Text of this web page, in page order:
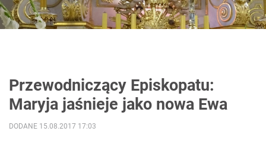
Przewodniczący Episkopatu:
Maryja jaśnieje jako nowa Ewa
DODANE 15.08.2017 17:03